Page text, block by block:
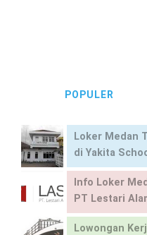
POPULER
Loker Medan
di Yakita
Info Loker
PT Lestari
Lowongan